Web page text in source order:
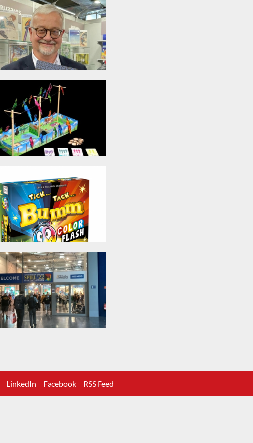
LinkedIn Facebook RSS Feed